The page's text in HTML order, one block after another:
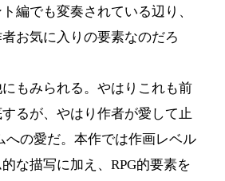
編でも変奏されている辺り、
お気に入りの要素なのだろ
もみられる。やはりこれも前
るが、やはり作者が愛して止
への愛だ。本作では作画レベル
な描写に加え、RPG的要素を